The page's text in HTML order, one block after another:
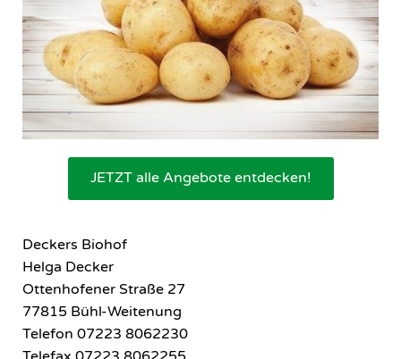
JETZT alle Angebote entdecken!
Deckers Biohof
Helga Decker
Ottenhofener Straße 27
77815 Bühl-Weitenung
Telefon 07223 8062230